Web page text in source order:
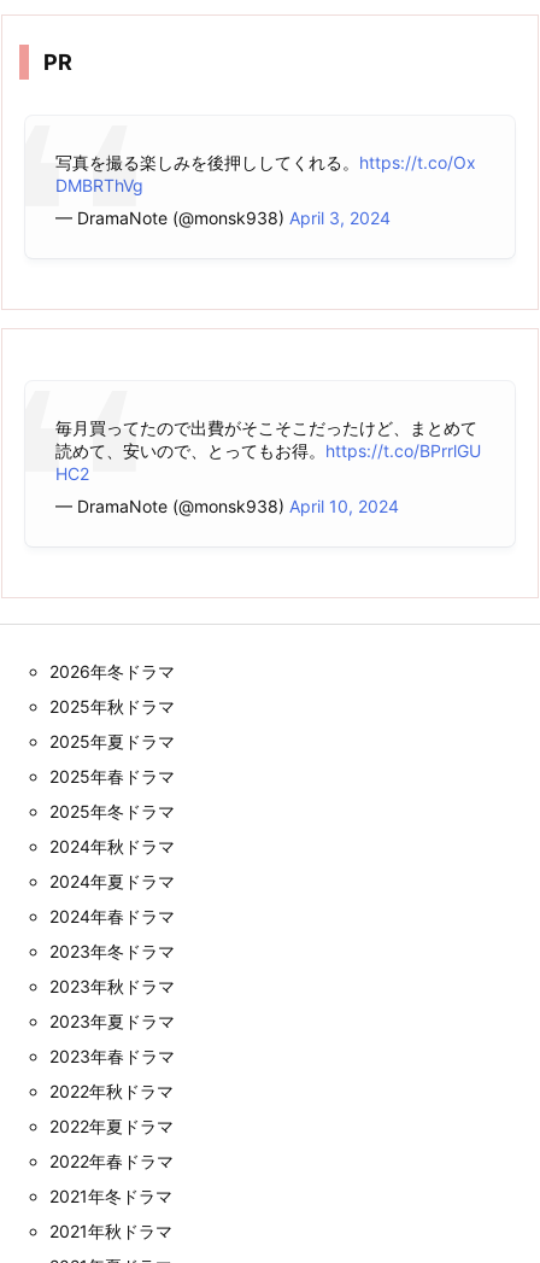
イ
PR
写真を撮る楽しみを後押ししてくれる。 https://t.co/Ox
DMBRThVg
— DramaNote (@monsk938) April 3, 2024
毎月買ってたので出費がそこそこだったけど、まとめて
読めて、安いので、とってもお得。 https://t.co/BPrrlGU
HC2
— DramaNote (@monsk938) April 10, 2024
2026年冬ドラマ
2025年秋ドラマ
2025年夏ドラマ
2025年春ドラマ
2025年冬ドラマ
2024年秋ドラマ
2024年夏ドラマ
2024年春ドラマ
2023年冬ドラマ
2023年秋ドラマ
2023年夏ドラマ
2023年春ドラマ
2022年秋ドラマ
2022年夏ドラマ
2022年春ドラマ
2021年冬ドラマ
2021年秋ドラマ